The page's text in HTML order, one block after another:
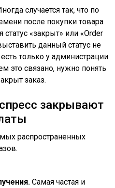
случается так, что по
после покупки товара
статус «закрыт» или «Order
данный статус не
только у администрации
это связано, нужно понять
заказ.
закрывают
распространенных
Самая частая и